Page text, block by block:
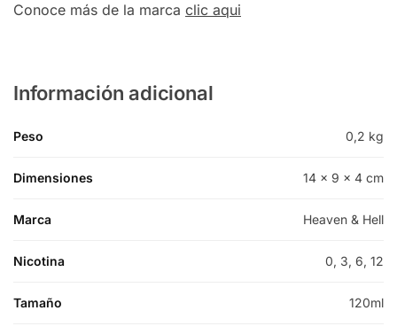
Conoce más de la marca clic aqui
Información adicional
Peso 0,2 kg
Dimensiones 14 × 9 × 4 cm
Marca Heaven & Hell
Nicotina 0, 3, 6, 12
Tamaño 120ml